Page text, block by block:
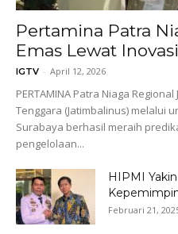
Pertamina Patra
Emas Lewat
IGTV - April 12, 2026
PERTAMINA Patra Niaga
Tenggara (Jatimbalinus) melalui
Surabaya berhasil meraih
pengelolaan...
HIPMI
Februari 21,